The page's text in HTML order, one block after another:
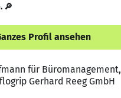
🔎
Profil ansehen
für Büromanagement,
Gerhard Reeg GmbH